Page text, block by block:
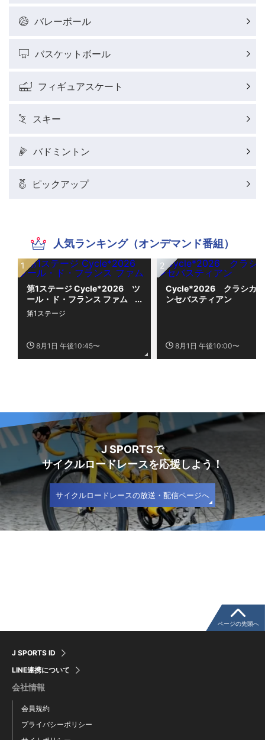
バレーボール
バスケットボール
フィギュアスケート
スキー
バドミントン
ピックアップ
人気ランキング（オンデマンド番組）
第1ステージ Cycle*2026 ツ
ール・ド・フランス ファム
8月1日 午後10:45〜
第1ステージ
Cycle*2026 クラシカ
ンセバスティアン
8月1日 午後10:00〜
J SPORTSで
サイクルロードレースを応援しよう！
サイクルロードレースの放送・配信ページへ
J SPORTS ID
LINE連携について
会社情報
会員規約
プライバシーポリシー
ページの先頭へ